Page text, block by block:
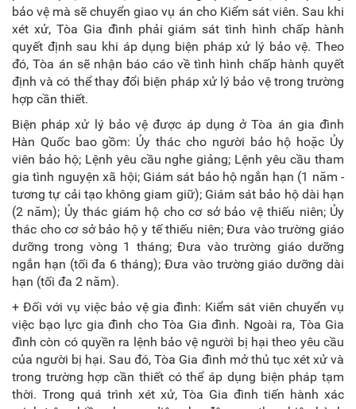
bảo vệ mà sẽ chuyển giao vụ án cho Kiểm sát viên. Sau khi
xét xử, Tòa Gia đình phải giám sát tình hình chấp hành
quyết định sau khi áp dụng biện pháp xử lý bảo vệ. Theo
đó, Tòa án sẽ nhận báo cáo về tình hình chấp hành quyết
định và có thể thay đổi biện pháp xử lý bảo vệ trong trường
hợp cần thiết.
Biện pháp xử lý bảo vệ được áp dụng ở Tòa án gia đình
Hàn Quốc bao gồm: Ủy thác cho người bảo hộ hoặc Ủy
viên bảo hộ; Lệnh yêu cầu nghe giảng; Lệnh yêu cầu tham
gia tình nguyện xã hội; Giám sát bảo hộ ngắn hạn (1 năm -
tương tự cải tạo không giam giữ); Giám sát bảo hộ dài hạn
(2 năm); Ủy thác giám hộ cho cơ sở bảo vệ thiếu niên; Ủy
thác cho cơ sở bảo hộ y tế thiếu niên; Đưa vào trường giáo
dưỡng trong vòng 1 tháng; Đưa vào trường giáo dưỡng
ngắn hạn (tối đa 6 tháng); Đưa vào trường giáo dưỡng dài
hạn (tối đa 2 năm).
+ Đối với vụ việc bảo vệ gia đình: Kiểm sát viên chuyển vụ
việc bạo lực gia đình cho Tòa Gia đình. Ngoài ra, Tòa Gia
đình còn có quyền ra lệnh bảo vệ người bị hại theo yêu cầu
của người bị hại. Sau đó, Tòa Gia đình mở thủ tục xét xử và
trong trường hợp cần thiết có thể áp dụng biện pháp tạm
thời. Trong quá trình xét xử, Tòa Gia đình tiến hành xác